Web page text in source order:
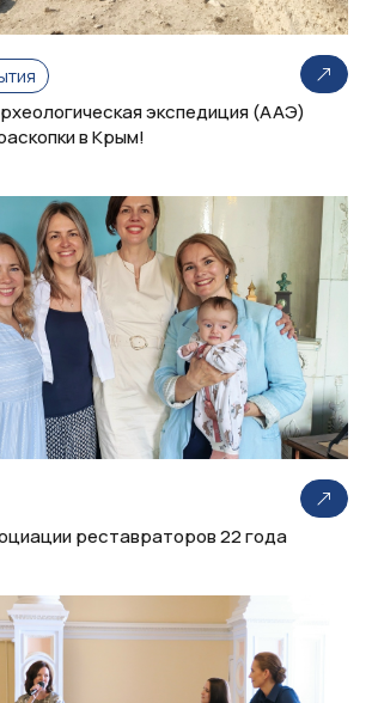
экспедиция (ААЭ)
в Крым!
реставраторов 22 года